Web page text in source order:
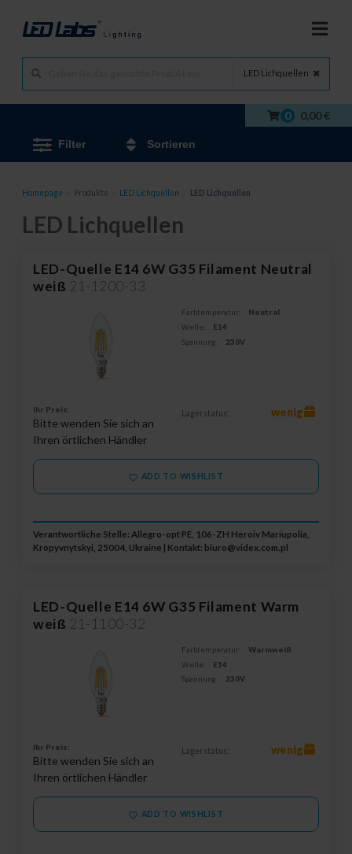
LED Lichquellen
0 0,00 €
Filter Sortieren
Homepage Produkte LED Lichquellen LED Lichquellen
LED Lichquellen
LED-Quelle E14 6W G35 Filament Neutral
weiß 21-1200-33
Farbtemperatur:
Neutral
Welle:
E14
Spannung:
230V
Ihr Preis:
Bitte wenden Sie sich an
Ihren örtlichen Händler
Lagerstatus: wenig
ADD TO WISHLIST
Verantwortliche Stelle: Allegro-opt PE, 106-ZH Heroiv Mariupolia,
Kropyvnytskyi, 25004, Ukraine | Kontakt: biuro@videx.com.pl
LED-Quelle E14 6W G35 Filament Warm
weiß 21-1100-32
Farbtemperatur:
Warmweiß
Welle:
E14
Spannung:
230V
Ihr Preis:
Bitte wenden Sie sich an
Ihren örtlichen Händler
Lagerstatus: wenig
ADD TO WISHLIST